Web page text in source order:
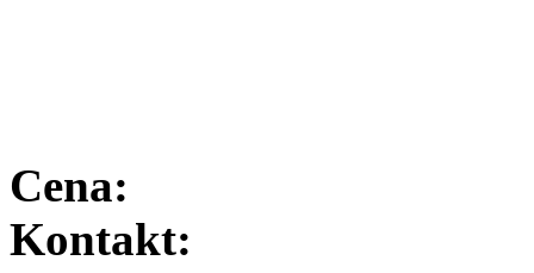
Cena:
Kontakt: